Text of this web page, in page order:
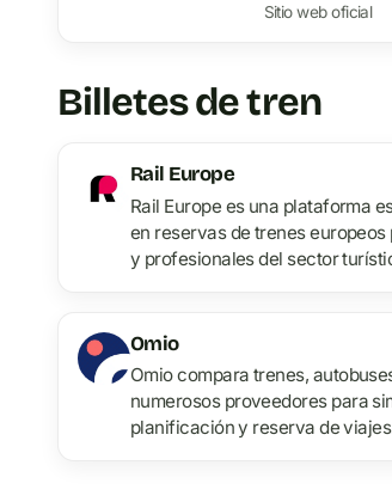
Sitio web oficial
Billetes de tren
Rail Europe
Rail Europe es una plataforma
en reservas de trenes
y profesionales del sector
Omio
Omio compara trenes,
numerosos proveedores para
planificación y reserva de